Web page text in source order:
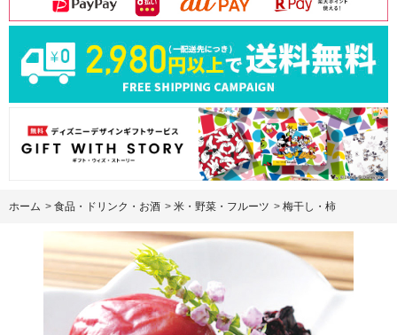
ホーム > 食品・ドリンク・お酒 > 米・野菜・フルーツ > 梅干し・柿